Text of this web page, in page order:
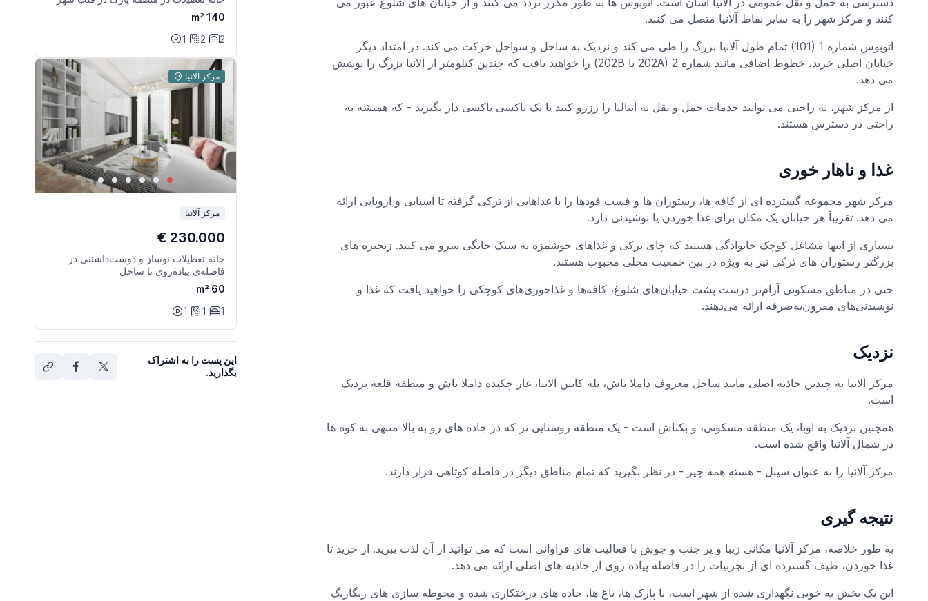
کنند و مرکز شهر را به سایر نقاط آلانیا متصل می کنند.
اتوبوس شماره 1 (101) تمام طول آلانیا بزرگ را طی می کند و نزدیک به ساحل و سواحل حرکت می کند. در امتداد دیگر
خیابان اصلی خرید، خطوط اضافی مانند شماره 2 (202A یا 202B) را خواهید یافت که چندین کیلومتر از آلانیا بزرگ را پوشش
می دهد.
از مرکز شهر، به راحتی می توانید خدمات حمل و نقل به آنتالیا را رزرو کنید یا یک تاکسی تاکسی دار بگیرید - که همیشه به
راحتی در دسترس هستند.
غذا و ناهار خوری
مرکز شهر مجموعه گسترده ای از کافه ها، رستوران ها و فست فودها را با غذاهایی از ترکی گرفته تا آسیایی و اروپایی ارائه
می دهد. تقریباً هر خیابان یک مکان برای غذا خوردن یا نوشیدنی دارد.
بسیاری از اینها مشاغل کوچک خانوادگی هستند که چای ترکی و غذاهای خوشمزه به سبک خانگی سرو می کنند. زنجیره های
بزرگتر رستوران های ترکی نیز به ویژه در بین جمعیت محلی محبوب هستند.
حتی در مناطق مسکونی آرام‌تر درست پشت خیابان‌های شلوغ، کافه‌ها و غذاخوری‌های کوچکی را خواهید یافت که غذا و
نوشیدنی‌های مقرون‌به‌صرفه ارائه می‌دهند.
نزدیک
مرکز آلانیا به چندین جاذبه اصلی مانند ساحل معروف داملا تاش، تله کابین آلانیا، غار چکنده داملا تاش و منطقه قلعه نزدیک
است.
همچنین نزدیک به اوبا، یک منطقه مسکونی، و بکتاش است - یک منطقه روستایی تر که در جاده های رو به بالا منتهی به کوه ها
در شمال آلانیا واقع شده است.
مرکز آلانیا را به عنوان سیبل - هسته همه چیز - در نظر بگیرید که تمام مناطق دیگر در فاصله کوتاهی قرار دارند.
نتیجه گیری
به طور خلاصه، مرکز آلانیا مکانی زیبا و پر جنب و جوش با فعالیت های فراوانی است که می توانید از آن لذت ببرید. از خرید تا
غذا خوردن، طیف گسترده ای از تجربیات را در فاصله پیاده روی از جاذبه های اصلی ارائه می دهد.
این یک بخش به خوبی نگهداری شده از شهر است، با پارک ها، باغ ها، جاده های درختکاری شده و محوطه سازی های رنگارنگ
140 m²
2
2
1
مرکز آلانیا
مرکز آلانیا
230.000 €
خانه تعطیلات نوساز و دوست‌داشتنی در
فاصله‌ی پیاده‌روی تا ساحل
60 m²
1
1
1
این پست را به اشتراک
بگذارید.